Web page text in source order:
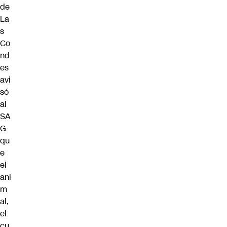
de
La
s
Co
nd
es
avi
só
al
SA
G
qu
e
el
ani
m
al,
el